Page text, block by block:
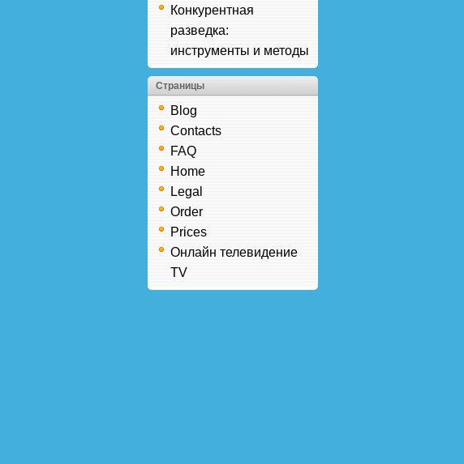
Конкурентная
разведка:
инструменты и методы
Страницы
Blog
Contacts
FAQ
Home
Legal
Order
Prices
Онлайн телевидение
TV